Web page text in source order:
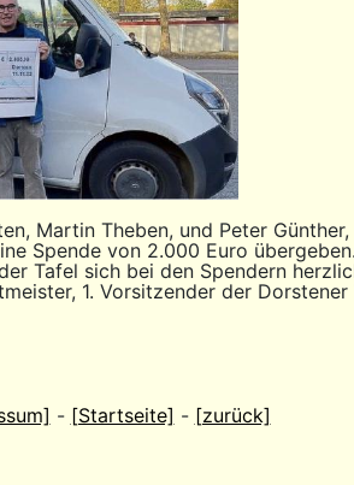
Martin Theben, und Peter
Spende von 2.000 Euro
Tafel sich bei den Spendern
1. Vorsitzender der Dorstener
- [Startseite] - [zurück]